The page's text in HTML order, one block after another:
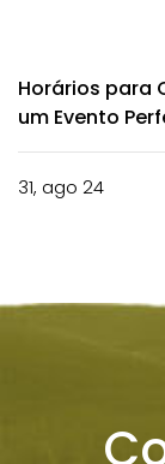
Horários para
um Evento
31, ago 24